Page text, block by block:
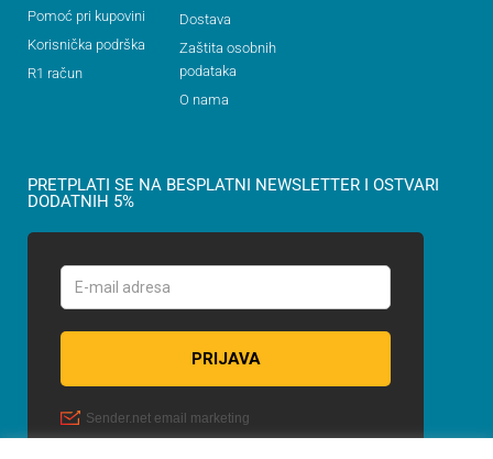
Pomoć pri kupovini
Korisnička podrška
R1 račun
Dostava
Zaštita osobnih
podataka
O nama
PRETPLATI SE NA BESPLATNI NEWSLETTER I OSTVARI
DODATNIH 5%